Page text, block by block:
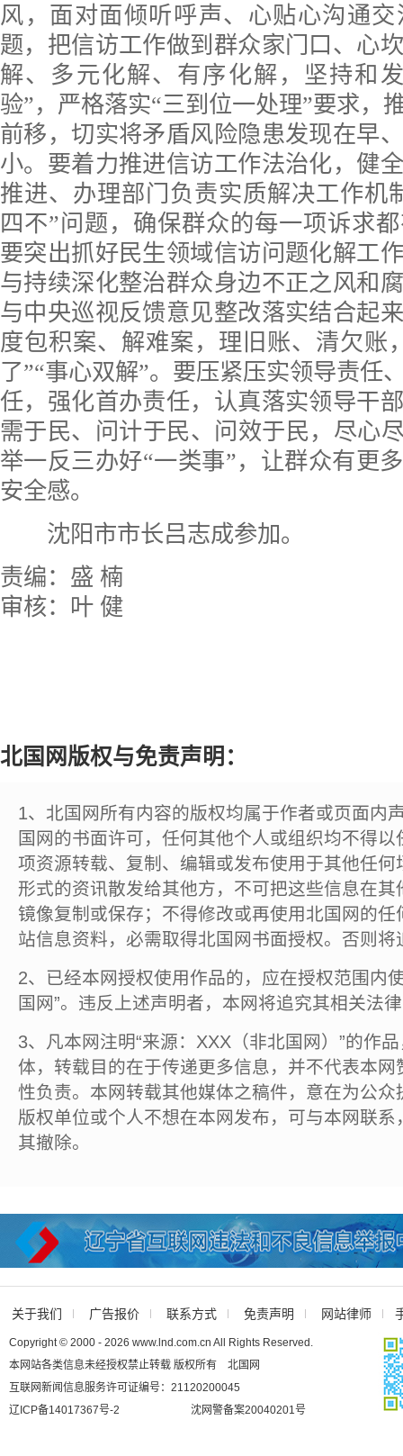
风，面对面倾听呼声、心贴心沟通
题，把信访工作做到群众家门口、心
解、多元化解、有序化解，坚持和
验”，严格落实“三到位一处理”要求，
前移，切实将矛盾风险隐患发现在早
小。要着力推进信访工作法治化，健
推进、办理部门负责实质解决工作机
四不”问题，确保群众的每一项诉求
要突出抓好民生领域信访问题化解工
与持续深化整治群众身边不正之风和
与中央巡视反馈意见整改落实结合起
度包积案、解难案，理旧账、清欠账
了”“事心双解”。要压紧压实领导责任
任，强化首办责任，认真落实领导干
需于民、问计于民、问效于民，尽心
举一反三办好“一类事”，让群众有更
安全感。
沈阳市市长吕志成参加。
责编：盛 楠
审核：叶 健
北国网版权与免责声明：
1、北国网所有内容的版权均属于作者或页面内
国网的书面许可，任何其他个人或组织均不得
项资源转载、复制、编辑或发布使用于其他任
形式的资讯散发给其他方，不可把这些信息在
镜像复制或保存；不得修改或再使用北国网的
站信息资料，必需取得北国网书面授权。否则将
2、已经本网授权使用作品的，应在授权范围内
国网”。违反上述声明者，本网将追究其相关法
3、凡本网注明“来源：XXX（非北国网）”的作
体，转载目的在于传递更多信息，并不代表本
性负责。本网转载其他媒体之稿件，意在为公
版权单位或个人不想在本网发布，可与本网联
其撤除。
关于我们 广告报价 联系方式 免责声明 网站律师
Copyright © 2000 - 2026 www.lnd.com.cn All Rights Reserved.
本网站各类信息未经授权禁止转载 版权所有 北国网
互联网新闻信息服务许可证编号：21120200045
辽ICP备14017367号-2
沈网警备案20040201号